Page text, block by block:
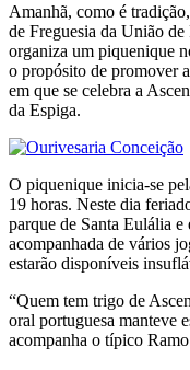
Amanhã, como é
de Freguesia da União
organiza um piquenique
o propósito de promover
em que se celebra a
da Espiga.
O piquenique inicia-se
19 horas. Neste dia
parque de Santa Eulália e
acompanhada de vários
estarão disponíveis
“Quem tem trigo de
oral portuguesa manteve
acompanha o típico